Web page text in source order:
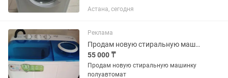
рабочая
Астана, сегодня
Реклама
Продам новую стиральную машинку полуавтомат
55 000 ₸
Продам новую стиральную машинку
полуавтомат